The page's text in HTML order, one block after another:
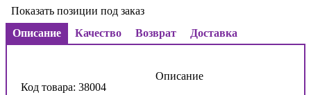
Показать позиции под заказ
Описание
Качество Возврат Доставка
Код товара: 38004
Описание